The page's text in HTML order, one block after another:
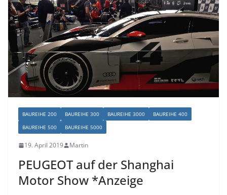
BAUREIHE 200 BAUREIHE 300 BAUREIHE 3000
BAUREIHE 400
BAUREIHE 500
BAUREIHE 5000
19. April 2019 Martin
PEUGEOT auf der Shanghai
Motor Show *Anzeige